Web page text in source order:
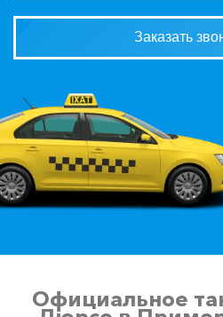
Заказать
Официальное